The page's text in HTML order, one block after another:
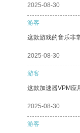
2025-08-30
游客
这款游戏的音乐非
2025-08-30
游客
这款加速器VPM应
2025-08-30
游客